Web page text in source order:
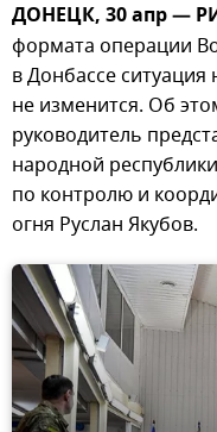
ДОНЕЦК, 30 апр —
формата операции
в Донбассе
не изменится. Об
руководитель
народной
по контролю и
огня Руслан Якубов.